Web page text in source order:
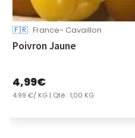
🇫🇷 France- Cavaillon
Poivron Jaune
4,99€
4.99 €/ KG| Qté : 1,00 KG